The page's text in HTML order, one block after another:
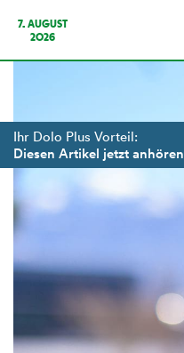
7. AUGUST
2026
Ihr Dolo Plus Vorteil:
Diesen Artikel jetzt anhören